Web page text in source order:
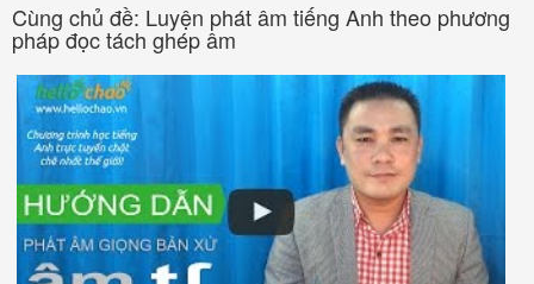
Cùng chủ đề: Luyện phát âm tiếng Anh theo phương
pháp đọc tách ghép âm